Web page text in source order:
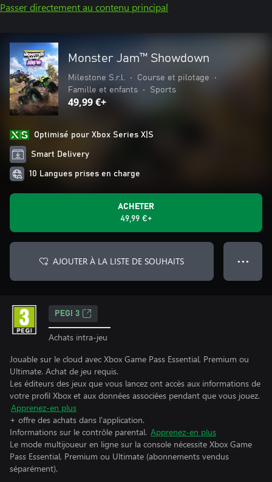
Passer directement au contenu principal
Monster Jam™ Showdown
Milestone S.r.l. • Course et pilotage
•
Famille et enfants
• Sports
49,99 €+
Optimisé pour Xbox Series X|S
Smart Delivery
10 Langues prises en charge
ACHETER
49,99 €+
AJOUTER À LA LISTE DE SOUHAITS ● ● ●
PEGI 3
Achats intra-jeu
Jouable sur le cloud avec Xbox Game Pass Essential, Premium ou
Ultimate. Achat de jeu requis.
Les éditeurs des jeux que vous lancez ont accès aux informations de
votre profil Xbox et aux données associées pendant que vous jouez.
Apprenez-en plus
+ offre des achats dans l'application.
Informations sur le contrôle parental. Apprenez-en plus
Le mode multijoueur en ligne sur la console nécessite Xbox Game
Pass Essential, Premium ou Ultimate (abonnements vendus
séparément).